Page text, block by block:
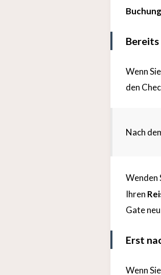
Wenn
den
Nach
Wenden
Ihren
Gate
Erst
Wenn